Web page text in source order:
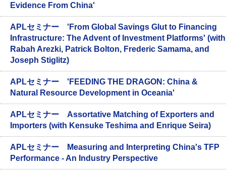
Evidence From China'
APLセミナー 'From Global Savings Glut to Financing
Infrastructure: The Advent of Investment Platforms' (with
Rabah Arezki, Patrick Bolton, Frederic Samama, and
Joseph Stiglitz)
APLセミナー 'FEEDING THE DRAGON: China &
Natural Resource Development in Oceania'
APLセミナー Assortative Matching of Exporters and
Importers (with Kensuke Teshima and Enrique Seira)
APLセミナー Measuring and Interpreting China's TFP
Performance - An Industry Perspective